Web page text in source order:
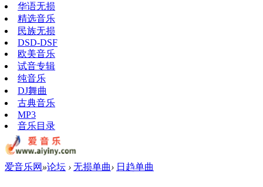
华语无损
精选音乐
民族无损
DSD-DSF
欧美音乐
试音专辑
纯音乐
DJ舞曲
古典音乐
MP3
音乐目录
爱音乐网 »论坛 › 无损单曲› 日趋单曲